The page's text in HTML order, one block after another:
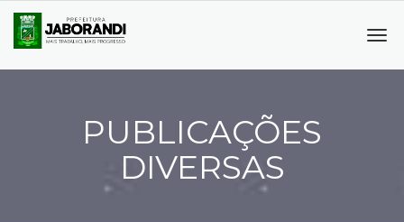
PUBLICAÇÕES
DIVERSAS